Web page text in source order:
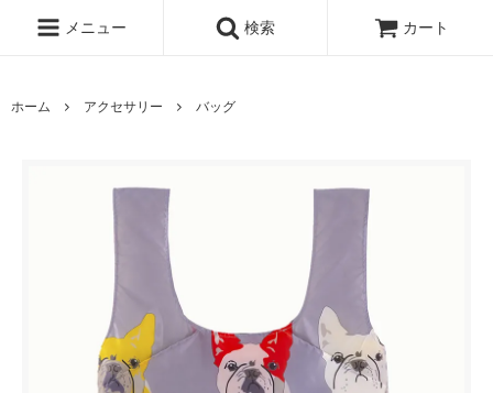
メニュー 検索 カート
ホーム アクセサリー バッグ